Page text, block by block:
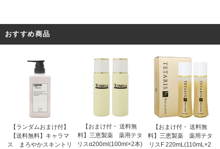
おすすめ商品
【ランダムおまけ付】
【送料無料】キャラマ
ス まろやかスキントリ
【おまけ付・ 送料無
料】三恵製薬 薬用テタ
リスα200ml(100ml×2本)
【おまけ付・ 送料無
料】三恵製薬 薬用テタ
リスF 220mL(110mL×2